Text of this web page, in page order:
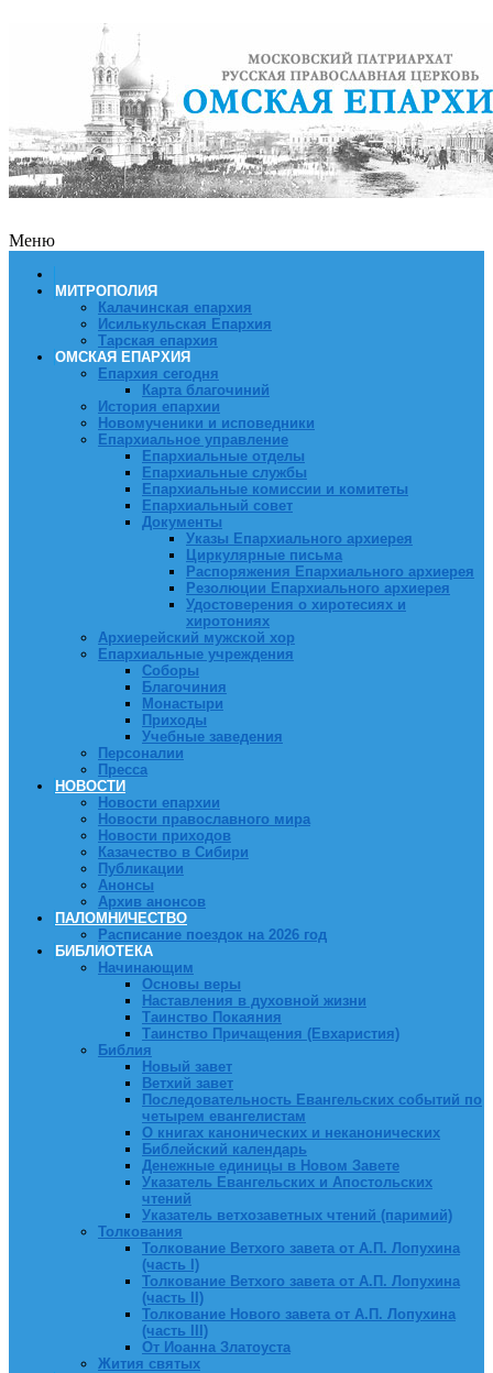
Меню
МИТРОПОЛИЯ
Калачинская епархия
Исилькульская Епархия
Тарская епархия
ОМСКАЯ ЕПАРХИЯ
Епархия сегодня
Карта благочиний
История епархии
Новомученики и исповедники
Епархиальное управление
Епархиальные отделы
Епархиальные службы
Епархиальные комиссии и комитеты
Епархиальный совет
Документы
Указы Епархиального архиерея
Циркулярные письма
Распоряжения Епархиального архиерея
Резолюции Епархиального архиерея
Удостоверения о хиротесиях и
хиротониях
Архиерейский мужской хор
Епархиальные учреждения
Соборы
Благочиния
Монастыри
Приходы
Учебные заведения
Персоналии
Пресса
НОВОСТИ
Новости епархии
Новости православного мира
Новости приходов
Казачество в Сибири
Публикации
Анонсы
Архив анонсов
ПАЛОМНИЧЕСТВО
Расписание поездок на 2026 год
БИБЛИОТЕКА
Начинающим
Основы веры
Наставления в духовной жизни
Таинство Покаяния
Таинство Причащения (Евхаристия)
Библия
Новый завет
Ветхий завет
Последовательность Евангельских событий по
четырем евангелистам
О книгах канонических и неканонических
Библейский календарь
Денежные единицы в Новом Завете
Указатель Евангельских и Апостольских
чтений
Указатель ветхозаветных чтений (паримий)
Толкования
Толкование Ветхого завета от А.П. Лопухина
(часть I)
Толкование Ветхого завета от А.П. Лопухина
(часть II)
Толкование Нового завета от А.П. Лопухина
(часть III)
От Иоанна Златоуста
Жития святых